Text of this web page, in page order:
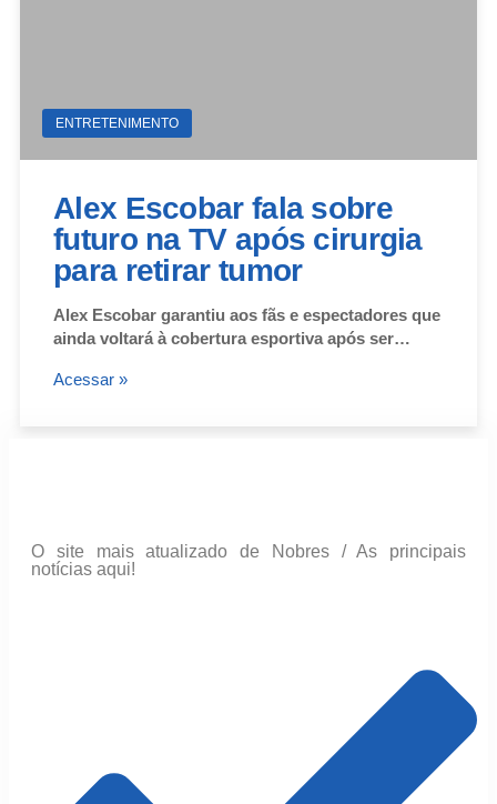
ENTRETENIMENTO
Alex Escobar fala sobre
futuro na TV após cirurgia
para retirar tumor
Alex Escobar garantiu aos fãs e espectadores que
ainda voltará à cobertura esportiva após ser…
Acessar »
O site mais atualizado de Nobres / As principais
notícias aqui!